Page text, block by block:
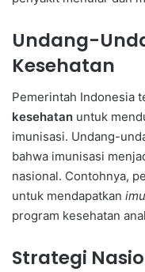
Undang-
Kesehatan
Pemerintah Indonesia
kesehatan untuk
imunisasi. Undang-
bahwa imunisasi
nasional. Contohnya,
untuk mendapatkan
program kesehatan
Strategi